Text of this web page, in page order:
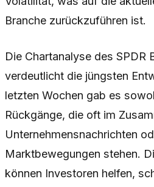
Branche zurückzuführen ist.
Die Chartanalyse des SPDR
verdeutlicht die jüngsten
letzten Wochen gab es
Rückgänge, die oft im
Unternehmensnachrichten
Marktbewegungen stehen.
können Investoren helfen,